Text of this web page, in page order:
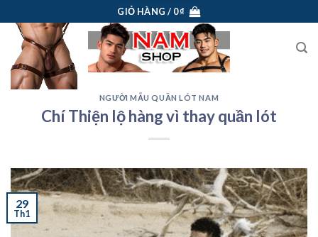
to
content
GIỎ HÀNG / 0₫
NGƯỜI MẪU QUẦN LÓT NAM
Chí Thiện lộ hàng vì thay quần lót
29
Th1